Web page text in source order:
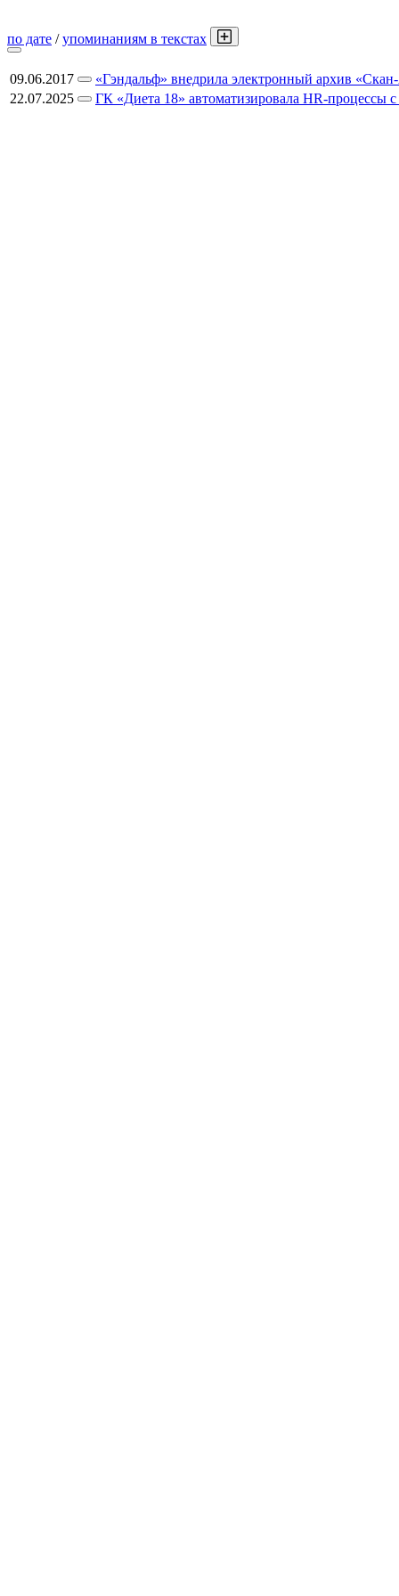
по дате /упоминаниям в текстах
09.06.2017
«Гэндальф» внедрила электронный архив
22.07.2025
ГК «Диета 18» автоматизировала HR-